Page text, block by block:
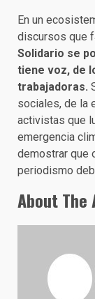
En un
discursos que
Solidario se
tiene voz, de
trabajadoras.
sociales, de la
activistas que
emergencia
demostrar que
periodismo
About The